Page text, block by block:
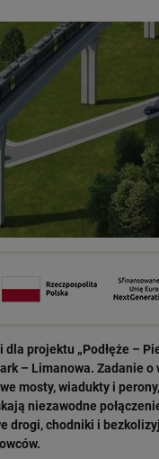
projektu „Podłęże –
– Limanowa. Zadanie o
mosty, wiadukty i
niezawodne
drogi, chodniki i